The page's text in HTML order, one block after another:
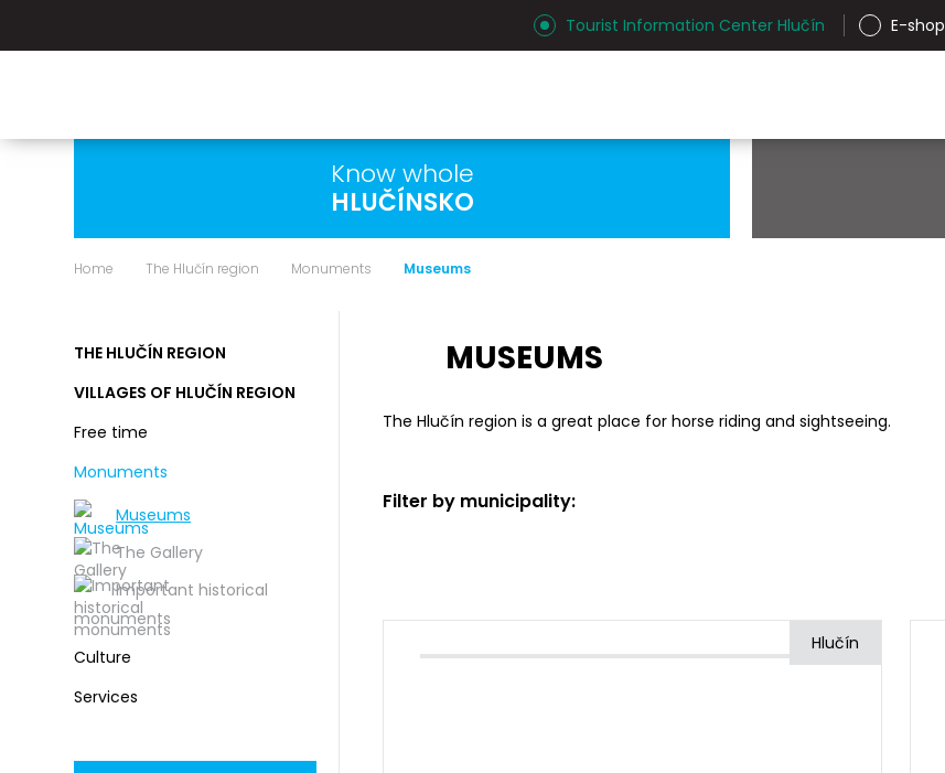
Tourist Information Center Hlučín E-shop
Know whole
HLUČÍNSKO
Home The Hlučín region Monuments Museums
THE HLUČÍN REGION
VILLAGES OF HLUČÍN REGION
Free time
Monuments
Museums
The Gallery
Important historical
monuments
Culture
Services
MUSEUMS
The Hlučín region is a great place for horse riding and sightseeing.
Filter by municipality:
Hlučín